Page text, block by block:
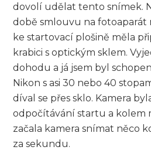
dovolí udělat tento snímek.
době smlouvu na fotoaparát
ke startovací plošině měla
krabici s optickým sklem.
dohodu a já jsem byl
Nikon s asi 30 nebo 40
díval se přes sklo. Kamera
odpočítávání startu a kolem
začala kamera snímat něco
za sekundu.